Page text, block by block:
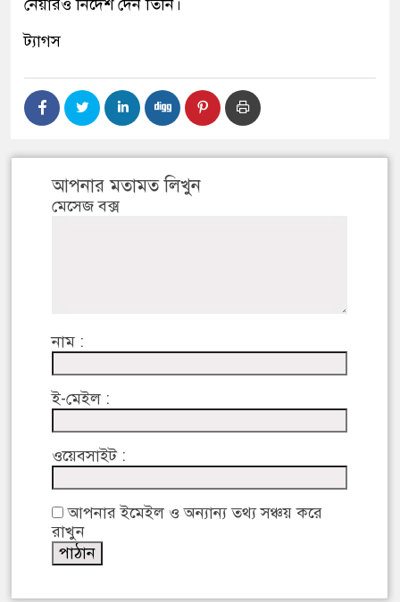
নেয়ারও নির্দেশ দেন তিনি।
ট্যাগস
আপনার মতামত লিখুন
মেসেজ বক্স
নাম :
ই-মেইল :
ওয়েবসাইট :
আপনার ইমেইল ও অন্যান্য তথ্য সঞ্চয় করে
রাখুন